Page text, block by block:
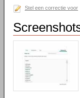
Stel een correctie voor